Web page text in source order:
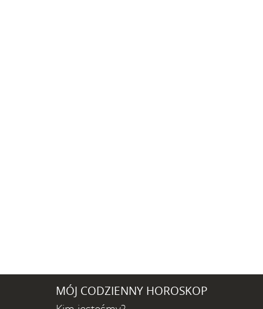
MÓJ CODZIENNY HOROSKOP